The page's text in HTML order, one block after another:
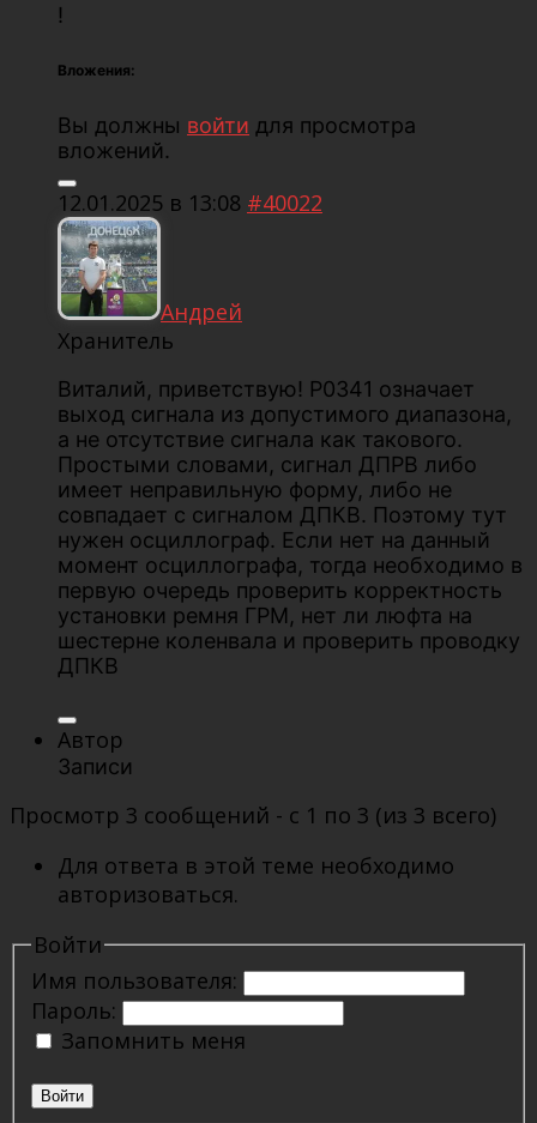
!
Вложения:
Вы должны войти для просмотра
вложений.
12.01.2025 в 13:08 #40022
Андрей
Хранитель
Виталий, приветствую! Р0341 означает
выход сигнала из допустимого диапазона,
а не отсутствие сигнала как такового.
Простыми словами, сигнал ДПРВ либо
имеет неправильную форму, либо не
совпадает с сигналом ДПКВ. Поэтому тут
нужен осциллограф. Если нет на данный
момент осциллографа, тогда необходимо в
первую очередь проверить корректность
установки ремня ГРМ, нет ли люфта на
шестерне коленвала и проверить проводку
ДПКВ
Автор
Записи
Просмотр 3 сообщений - с 1 по 3 (из 3 всего)
Для ответа в этой теме необходимо
авторизоваться.
Войти
Имя пользователя:
Пароль:
Запомнить меня
Войти